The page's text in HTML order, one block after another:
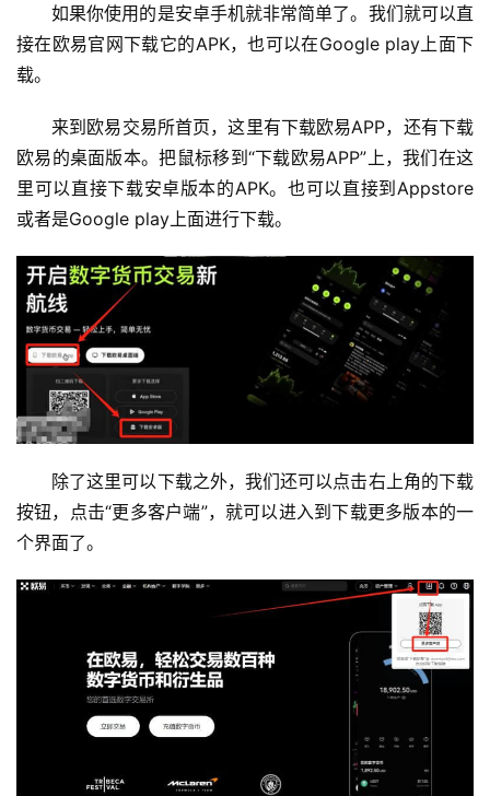
如果你使用的是安卓手机就非常简单了。我们就可以直
接在欧易官网下载它的APK，也可以在Google play上面下
载。
来到欧易交易所首页，这里有下载欧易APP，还有下载
欧易的桌面版本。把鼠标移到“下载欧易APP”上，我们在这
里可以直接下载安卓版本的APK。也可以直接到Appstore
或者是Google play上面进行下载。
除了这里可以下载之外，我们还可以点击右上角的下载
按钮，点击“更多客户端”，就可以进入到下载更多版本的一
个界面了。